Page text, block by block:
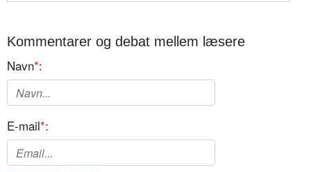
Kommentarer og debat mellem læsere
Navn*:
E-mail*: